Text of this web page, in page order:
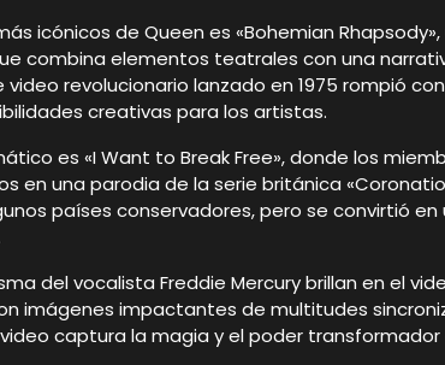
icónicos de Queen es «Bohemian
combina elementos teatrales con una
video revolucionario lanzado en 1975 rompió
creativas para los artistas.
es «I Want to Break Free», donde los
en una parodia de la serie británica
países conservadores, pero se convirtió
del vocalista Freddie Mercury brillan en el
imágenes impactantes de multitudes
captura la magia y el poder transformador